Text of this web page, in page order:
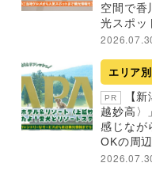
空間で香
光スポッ
エリア
PR
【
越妙高〉
感じなが
OKの周